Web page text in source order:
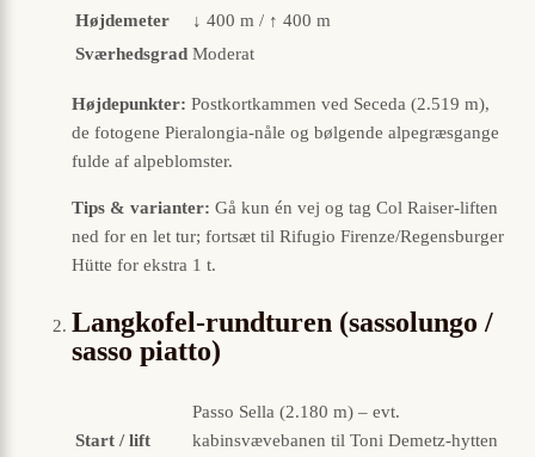
Højdemeter
↓ 400 m / ↑ 400 m
Sværhedsgrad Moderat
Højdepunkter: Postkortkammen ved Seceda (2.519 m),
de fotogene Pieralongia-nåle og bølgende alpegræsgange
fulde af alpeblomster.
Tips & varianter: Gå kun én vej og tag Col Raiser-liften
ned for en let tur; fortsæt til Rifugio Firenze/Regensburger
Hütte for ekstra 1 t.
Langkofel-rundturen (sassolungo /
sasso piatto)
Start / lift
Passo Sella (2.180 m) – evt.
kabinsvævebanen til Toni Demetz-hytten